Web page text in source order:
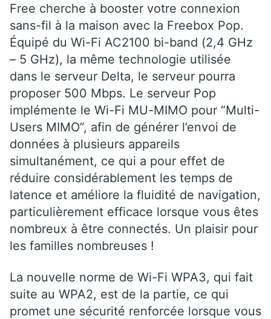
Free cherche à booster votre connexion
sans-fil à la maison avec la Freebox Pop.
Équipé du Wi-Fi AC2100 bi-band (2,4 GHz
– 5 GHz), la même technologie utilisée
dans le serveur Delta, le serveur pourra
proposer 500 Mbps. Le serveur Pop
implémente le Wi-Fi MU-MIMO pour “Multi-
Users MIMO”, afin de générer l’envoi de
données à plusieurs appareils
simultanément, ce qui a pour effet de
réduire considérablement les temps de
latence et améliore la fluidité de navigation,
particulièrement efficace lorsque vous êtes
nombreux à être connectés. Un plaisir pour
les familles nombreuses !
La nouvelle norme de Wi-Fi WPA3, qui fait
suite au WPA2, est de la partie, ce qui
promet une sécurité renforcée lorsque vous